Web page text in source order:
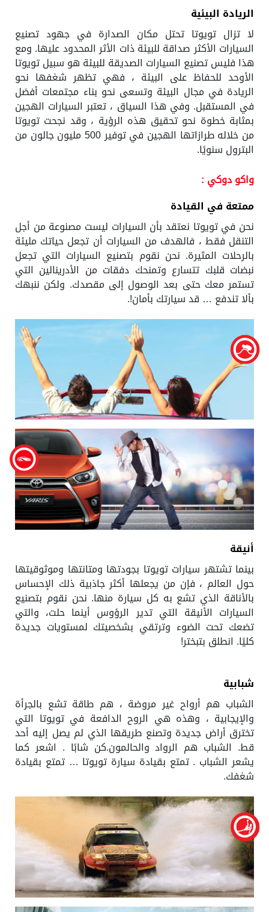
الريادة البيئية
لا تزال تويوتا تحتل مكان الصدارة في جهود تصنيع
السيارات الأكثر صداقة للبيئة ذات الأثر المحدود عليها. ومع
هذا فليس تصنيع السيارات الصديقة للبيئة هو سبيل تويوتا
الأوحد للحفاظ على البيئة ، فهي تظهر شغفها نحو
الريادة في مجال البيئة وتسعى نحو بناء مجتمعات أفضل
في المستقبل. وفي هذا السياق ، تعتبر السيارات الهجين
بمثابة خطوة نحو تحقيق هذه الرؤية ، وقد نجحت تويوتا
من خلاله طرازاتها الهجين في توفير 500 مليون جالون من
البترول سنويًا.
واكو دوكي :
ممتعة في القيادة
نحن في تويوتا نعتقد بأن السيارات ليست مصنوعة من أجل
التنقل فقط ، فالهدف من السيارات أن تجعل حياتك مليئة
بالرحلات المثيرة. نحن نقوم بتصنيع السيارات التي تجعل
نبضات قلبك تتسارع وتمنحك دفقات من الأدرينالين التي
تستمر معك حتى بعد الوصول إلى مقصدك. ولكن ننبهك
بألا تندفع … قد سيارتك بأمان!.
أنيقة
بينما تشتهر سيارات تويوتا بجودتها ومتانتها وموثوقيتها
حول العالم ، فإن من يجعلها أكثر جاذبية ذلك الإحساس
بالأناقة الذي تشع به كل سيارة منها. نحن نقوم بتصنيع
السيارات الأنيقة التي تدير الرؤوس أينما حلت، والتي
تضعك تحت الضوء وترتقي بشخصيتك لمستويات جديدة
كليًا. انطلق بتبختر!
شبابية
الشباب هم أرواح غير مروضة ، هم طاقة تشع بالجرأة
والإيجابية ، وهذه هي الروح الدافعة في تويوتا التي
تخترق أراض جديدة وتصنع طريقها الذي لم يصل إليه أحد
قط. الشباب هم الرواد والحالمون.كن شابًا . اشعر كما
يشعر الشباب . تمتع بقيادة سيارة تويوتا … تمتع بقيادة
شغفك.